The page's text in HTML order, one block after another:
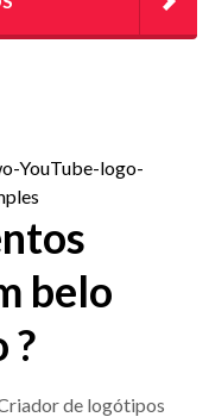
belo
?
de logótipos